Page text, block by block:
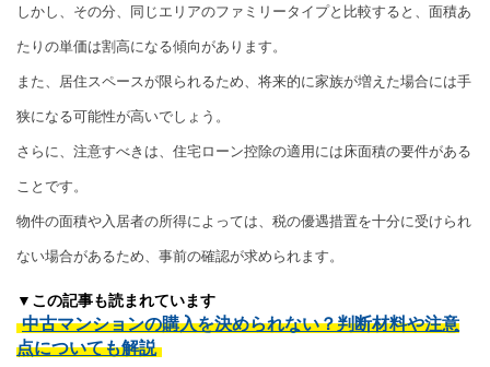
しかし、その分、同じエリアのファミリータイプと比較すると、面積あ
たりの単価は割高になる傾向があります。
また、居住スペースが限られるため、将来的に家族が増えた場合には手
狭になる可能性が高いでしょう。
さらに、注意すべきは、住宅ローン控除の適用には床面積の要件がある
ことです。
物件の面積や入居者の所得によっては、税の優遇措置を十分に受けられ
ない場合があるため、事前の確認が求められます。
▼この記事も読まれています
中古マンションの購入を決められない？判断材料や注意
点についても解説